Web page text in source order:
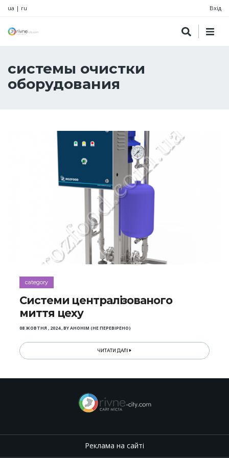
ua | ru Вхід
системы очистки
оборудования
category
Системи централізованого
миття цеху
08 ЖОВТНЯ , 2024,BYАНОНІМ (НЕ ПЕРЕВІРЕНО)
ЧИТАТИ ДАЛІ
Реклама на сайті